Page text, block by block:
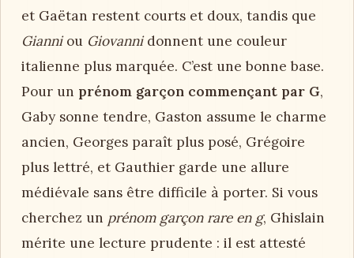
et Gaëtan restent courts et doux, tandis que
Gianniou Giovannidonnent une couleur
italienne plus marquée. C’est une bonne base.
Pour un prénom garçon commençant par G,
Gaby sonne tendre, Gaston assume le charme
ancien, Georges paraît plus posé, Grégoire
plus lettré, et Gauthier garde une allure
médiévale sans être difficile à porter. Si vous
cherchez un prénom garçon rare en g, Ghislain
mérite une lecture prudente : il est attesté